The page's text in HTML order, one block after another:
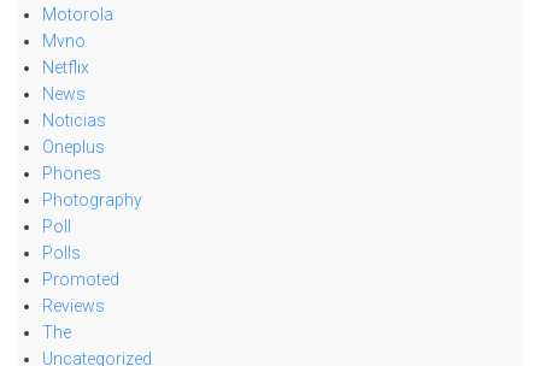
Motorola
Mvno
Netflix
News
Noticias
Oneplus
Phones
Photography
Poll
Polls
Promoted
Reviews
The
Uncategorized